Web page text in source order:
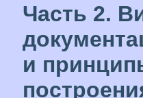
Часть 2.
и